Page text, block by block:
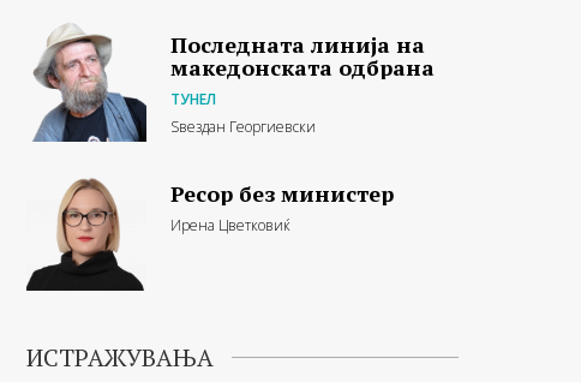
Последната линија на
македонската одбрана
ТУНЕЛ
Ѕвездан Георгиевски
Ресор без министер
Ирена Цветковиќ
ИСТРАЖУВАЊА